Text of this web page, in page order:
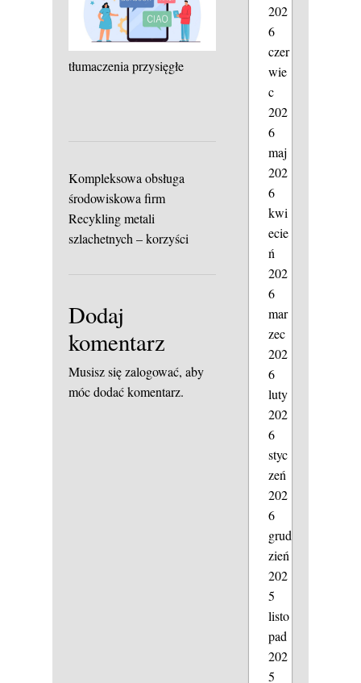
tłumaczenia przysięgłe
Kompleksowa obsługa
środowiskowa firm
Recykling metali
szlachetnych – korzyści
Dodaj
komentarz
Musisz sięzalogować, aby
móc dodać komentarz.
202
6
czer
wie
c
202
6
maj
202
6
kwi
ecie
ń
202
6
mar
zec
202
6
luty
202
6
styc
zeń
202
6
grud
zień
202
5
listo
pad
202
5